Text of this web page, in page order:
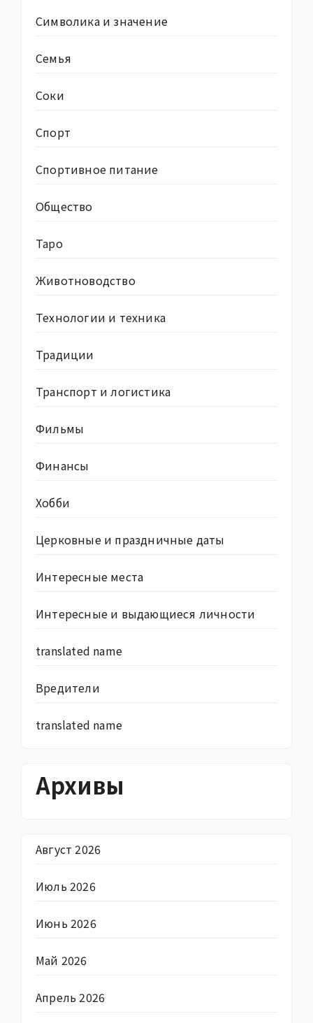
Символика и значение
Семья
Соки
Спорт
Спортивное питание
Общество
Таро
Животноводство
Технологии и техника
Традиции
Транспорт и логистика
Фильмы
Финансы
Хобби
Церковные и праздничные даты
Интересные места
Интересные и выдающиеся личности
translated name
Вредители
translated name
Архивы
Август 2026
Июль 2026
Июнь 2026
Май 2026
Апрель 2026